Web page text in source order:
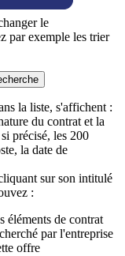
le
par exemple les trier
la liste, s'affichent :
du contrat et la
précisé, les 200
la date de
sur son intitulé
:
éléments de contrat
par l'entreprise
offre